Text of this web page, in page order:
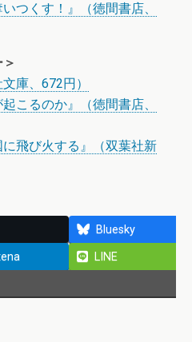
つくす！』（徳間書店、
庫、672円）
こるのか』（徳間書店、
に飛び火する』（双葉社新
Bluesky
LINE